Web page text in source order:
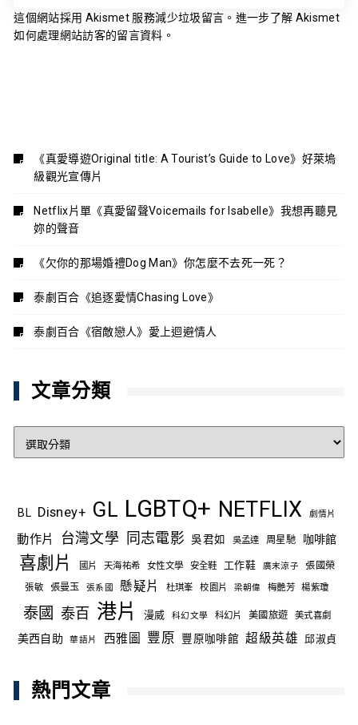
這個網站採用 Akismet 服務減少垃圾留言。 進一步了解 Akismet
如何處理網站訪客的留言資料 。
《真愛導遊Original title: A Tourist’s Guide to Love》好萊塢
級觀光宣傳片
Netflix片單《真愛留聲Voicemails for Isabelle》我想再聽見
妳的聲音
《欠你的那場婚禮Dog Man》你怎麼不去死一死？
泰劇百合《追逐愛情Chasing Love》
泰劇百合《宿敵戀人》愛上迴避情人
文章分類
BL
Disney+ GL LGBTQ+ NETFLIX 劇情片
動作片 台灣文學 同志電影 吳君如 吳孟達 周星馳 咖啡館
喜劇片 國片 天海祐希 女性文學 安全鞋 工作鞋 廣末涼子
張國榮
張敏
張曼玉 張系國 懸疑片 杜琪峯 校園片 梁朝偉 梅艷芳 楊紫瓊
泰國 泰百 港片 漫威 科幻文學 科幻片 美國旅遊 美式喜劇
美西自助 華語片 西雅圖 豐原 豐原咖啡館 超級英雄 邱淑貞
熱門文章